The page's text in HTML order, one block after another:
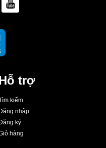
trợ
kiếm
nhập
ký
hàng